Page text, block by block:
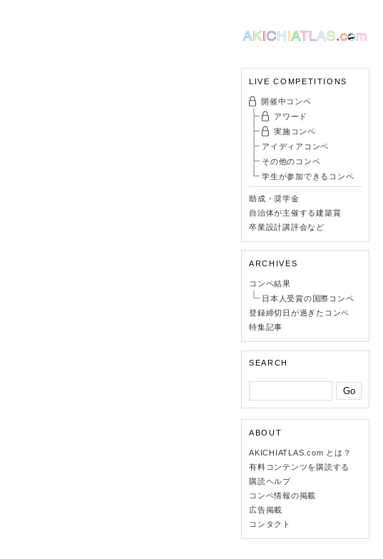
LIVE COMPETITIONS
開催中コンペ
アワード
実施コンペ
アイディアコンペ
その他のコンペ
学生が参加できるコンペ
助成・奨学金
自治体が主催する建築賞
卒業設計講評会など
ARCHIVES
コンペ結果
日本人受賞の国際コンペ
登録締切日が過ぎたコンペ
特集記事
SEARCH
ABOUT
AKICHIATLAS.com とは？
有料コンテンツを購読する
購読ヘルプ
コンペ情報の掲載
広告掲載
コンタクト